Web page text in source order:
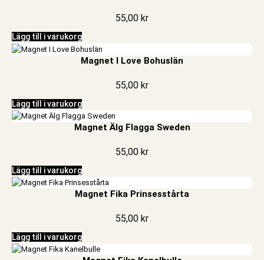
55,00 kr
Lägg till i varukorg
Magnet I Love Bohuslän
55,00 kr
Lägg till i varukorg
Magnet Älg Flagga Sweden
55,00 kr
Lägg till i varukorg
Magnet Fika Prinsesstårta
55,00 kr
Lägg till i varukorg